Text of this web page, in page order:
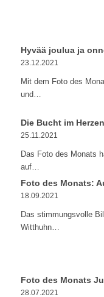
Hyvää joulua ja
23.12.2021
Mit dem Foto des
und…
Die Bucht im
25.11.2021
Das Foto des Monats
auf…
Foto des Monats:
18.09.2021
Das stimmungsvolle
Witthuhn…
Foto des Monats
28.07.2021